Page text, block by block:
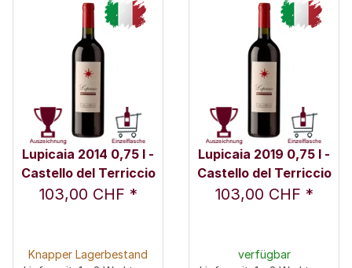
Lupicaia 2014 0,75 l -
Castello del Terriccio
103,00 CHF *
Knapper Lagerbestand
Lupicaia 2019 0,75 l -
Castello del Terriccio
103,00 CHF *
verfügbar